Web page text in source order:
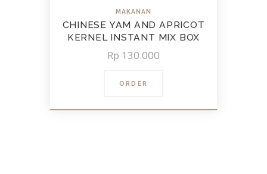
MAKANAN
CHINESE YAM AND APRICOT
KERNEL INSTANT MIX BOX
Rp 130.000
ORDER